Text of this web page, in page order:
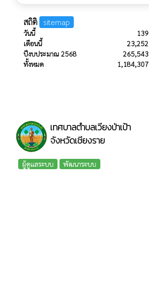
สถิติ sitemap
วันนี้
139
เดือนนี้
23,252
ปีงบประมาณ 2568
265,543
ทั้งหมด
1,184,307
เทศบาลตำบลเวียงป่าเป้า
จังหวัดเชียงราย
ผู้ดูแลระบบ พัฒนาระบบ